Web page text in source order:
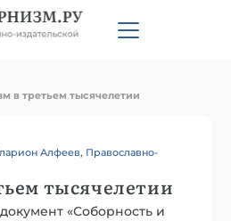
в третьем тысячелетии
Алфеев, Православно-
тысячелетии
«Соборность и